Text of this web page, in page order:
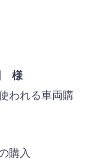
様
われる車両購
購入